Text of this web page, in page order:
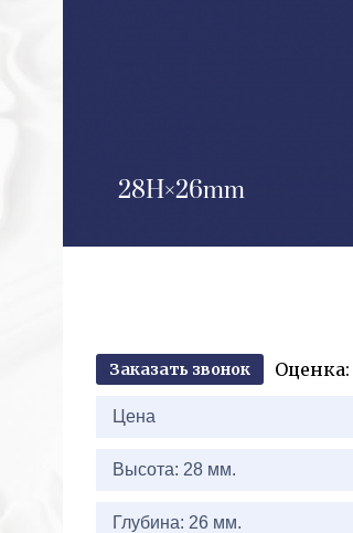
28H 26mm
Заказать звонок
Оценка:
Цена
Высота: 28 мм.
Глубина: 26 мм.